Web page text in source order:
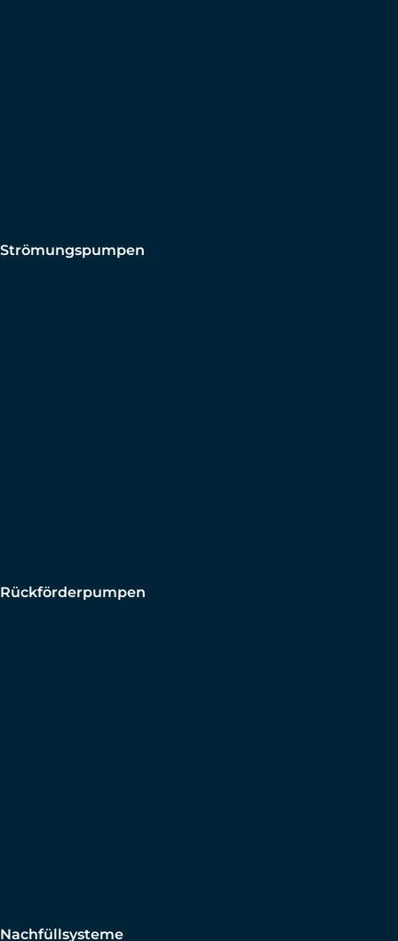
Strömungspumpen
Rückförderpumpen
Nachfüllsysteme